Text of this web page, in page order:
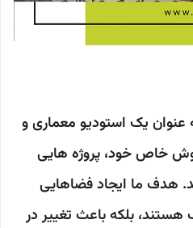
عنوان یک استودیو معماری و
خاص خود، پروژه هایی
هدف ما ایجاد فضاهایی
هستند، بلکه باعث تغییر در